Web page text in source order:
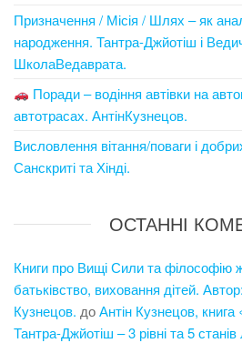
Призначення / Місія / Шлях – як
народження. Тантра-Джйотіш і
ШколаВедаврата.
Поради – водіння автівки на
автотрасах. АнтінКузнецов.
Висловлення вітання/поваги і
Санскриті та Хінді.
ОСТАННІ
Книги про Вищі Сили та філософію
батьківство, виховання дітей.
Кузнецов. доАнтін Кузнецов, книга
Тантра-Джйотіш – 3 рівні та 5